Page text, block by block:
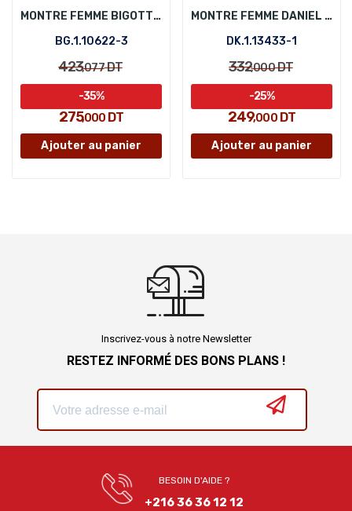
MONTRE FEMME BIGOTTI BG.1.10622-3
BG.1.10622-3
423,077DT
275,000 DT
-35%
Ajouter au panier
MONTRE FEMME DANIEL KLEIN DK.1.13433-1
DK.1.13433-1
332,000DT
249,000DT
-25%
Ajouter au panier
Inscrivez-vous à notre Newsletter
RESTEZ INFORMÉ DES BONS PLANS !
BESOIN D'AIDE ?
+216 36 36 12 12